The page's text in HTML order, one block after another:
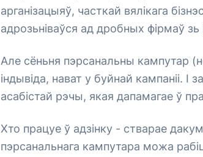
арганізацыяў, часткай вялікага
адрозьніваўся ад дробных фірмаў
Але сёньня пэрсанальны кампутар
індывіда, нават у буйнай кампаніі.
асабістай рэчы, якая дапамагае ў
Хто працуе ў адзінку - стварае
пэрсанальнага кампутара можа